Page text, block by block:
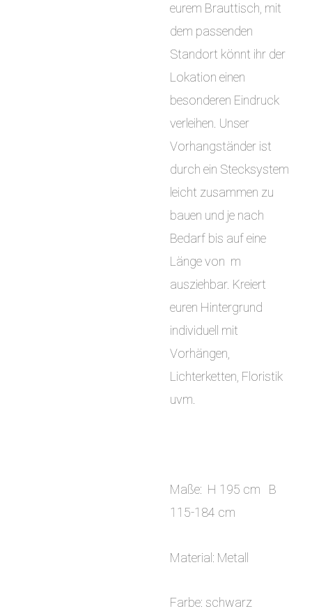
eurem Brauttisch, mit
dem passenden
Standort könnt ihr der
Lokation einen
besonderen Eindruck
verleihen. Unser
Vorhangständer ist
durch ein Stecksystem
leicht zusammen zu
bauen und je nach
Bedarf bis auf eine
Länge von m
ausziehbar. Kreiert
euren Hintergrund
individuell mit
Vorhängen,
Lichterketten, Floristik
uvm.
Maße: H 195 cm B
115-184 cm
Material: Metall
Farbe: schwarz